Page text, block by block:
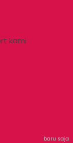
kami
baru saja